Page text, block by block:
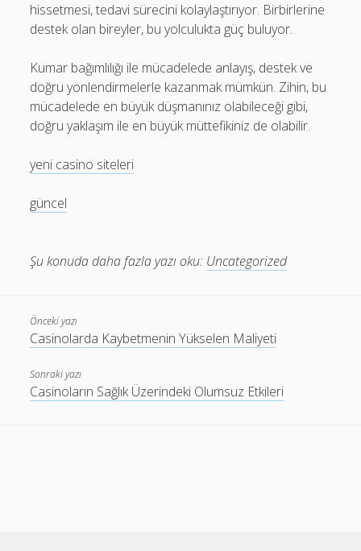
hissetmesi, tedavi sürecini kolaylaştırıyor. Birbirlerine
destek olan bireyler, bu yolculukta güç buluyor.
Kumar bağımlılığı ile mücadelede anlayış, destek ve
doğru yönlendirmelerle kazanmak mümkün. Zihin, bu
mücadelede en büyük düşmanınız olabileceği gibi,
doğru yaklaşım ile en büyük müttefikiniz de olabilir.
yeni casino siteleri
güncel
Şu konuda daha fazla yazı oku: Uncategorized
Önceki yazı
Casinolarda Kaybetmenin Yükselen Maliyeti
Sonraki yazı
Casinoların Sağlık Üzerindeki Olumsuz Etkileri